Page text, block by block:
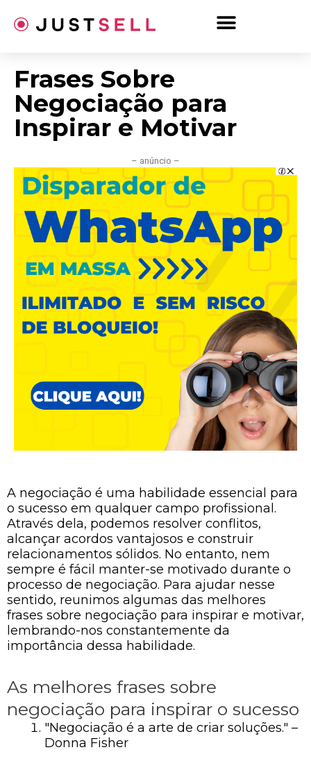
para
Frases Sobre
Negociação para
Inspirar e Motivar
– anúncio –
A negociação é uma habilidade essencial para
o sucesso em qualquer campo profissional.
Através dela, podemos resolver conflitos,
alcançar acordos vantajosos e construir
relacionamentos sólidos. No entanto, nem
sempre é fácil manter-se motivado durante o
processo de negociação. Para ajudar nesse
sentido, reunimos algumas das melhores
frases sobre negociação para inspirar e motivar,
lembrando-nos constantemente da
importância dessa habilidade.
As melhores frases sobre
negociação para inspirar o sucesso
"Negociação é a arte de criar soluções." –
Donna Fisher